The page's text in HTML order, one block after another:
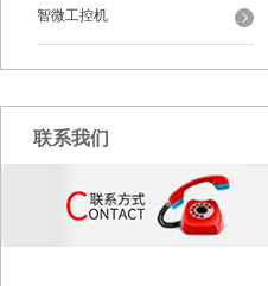
智微工控机
联系我们